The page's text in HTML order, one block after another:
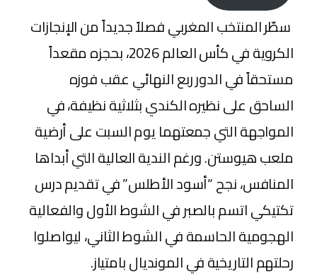
سطّر المنتخب المغربي فصلاً جديداً من الإنجازات
الكروية في كأس العالم 2026، بحجزه مقعداً
مستحقاً في الدور ربع النهائي عقب فوزه
الساحق على نظيره الكندي بثلاثية نظيفة، في
المواجهة التي جمعتهما يوم السبت على أرضية
ملعب هيوستن. ورغم الندية العالية التي أبداها
المنافس، نجح “أسود الأطلس” في تقديم درس
تكتيكي اتسم بالصبر في الشوط الأول والفعالية
الهجومية الحاسمة في الشوط الثاني، ليواصلوا
رحلتهم التاريخية في المونديال بامتياز.